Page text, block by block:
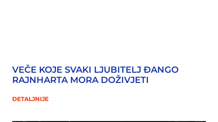
VEČE KOJE SVAKI LJUBITELJ ĐANGO
RAJNHARTA MORA DOŽIVJETI
DETALJNIJE